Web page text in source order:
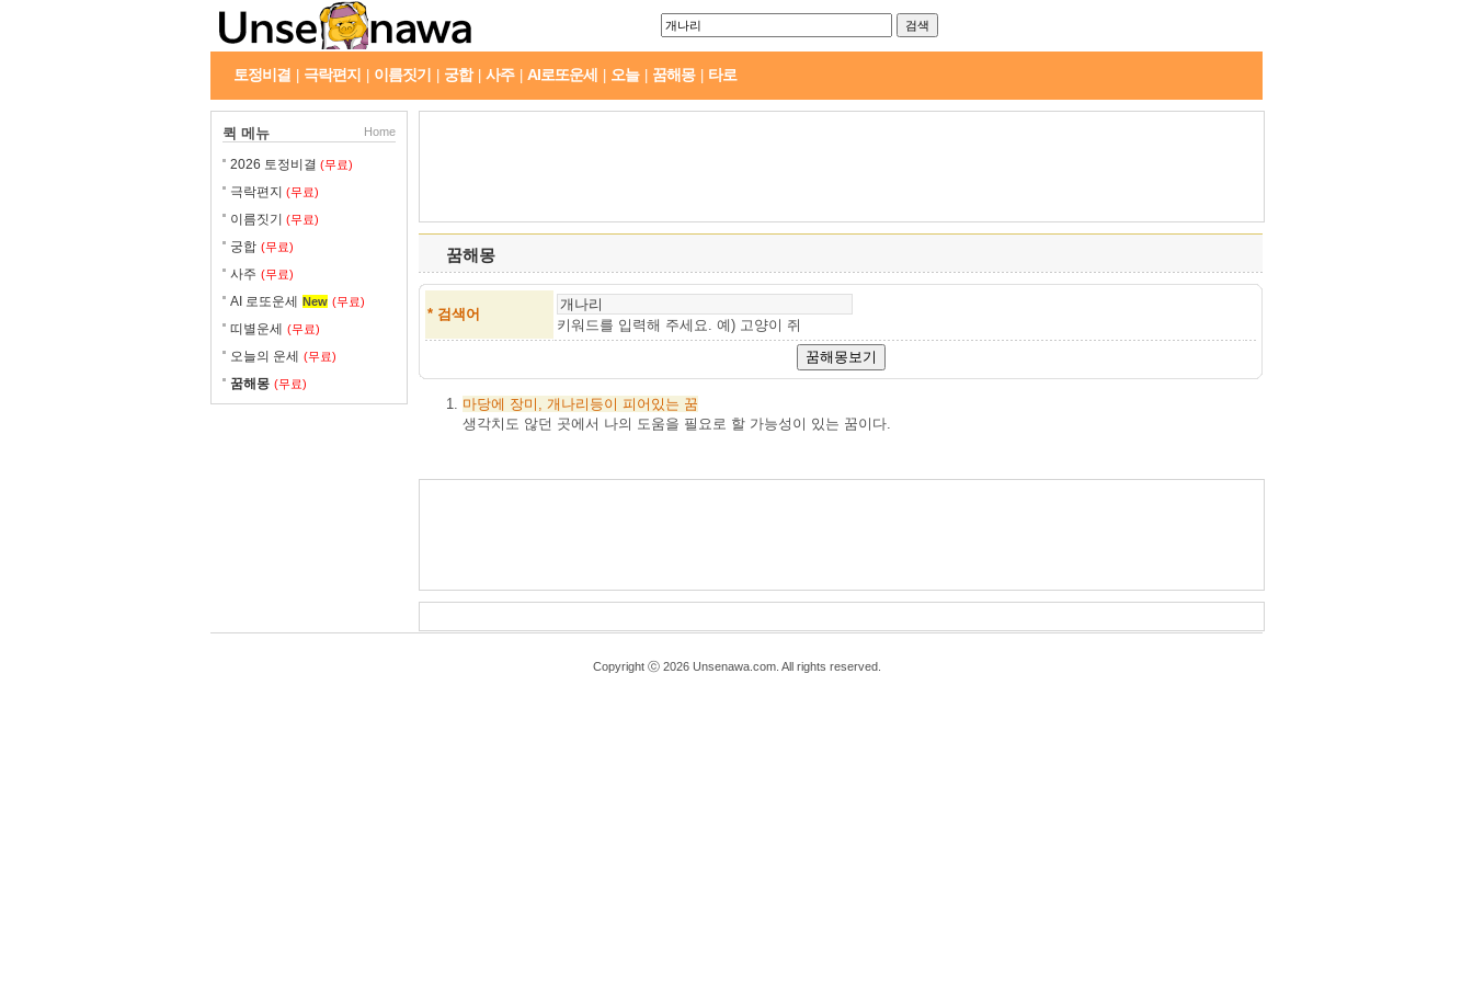
토정비결 극락편지 이름짓기 궁합 사주 AI로또운세 오늘 꿈해몽 타로
퀵 메뉴 Home
2026 토정비결 (무료)
극락편지 (무료)
이름짓기 (무료)
궁합 (무료)
사주 (무료)
AI 로또운세 New (무료)
띠별운세 (무료)
오늘의 운세 (무료)
꿈해몽 (무료)
꿈해몽
* 검색어
키워드를 입력해 주세요. 예) 고양이 쥐
마당에 장미, 개나리등이 피어있는 꿈
생각치도 않던 곳에서 나의 도움을 필요로 할 가능성이 있는 꿈이다.
Copyright ⓒ 2026 Unsenawa.com. All rights reserved.